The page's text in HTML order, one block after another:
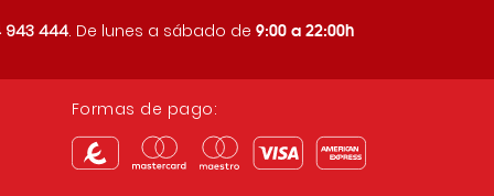
943 444. De lunes a sábado de 9:00 a 22:00h
Formas de pago: